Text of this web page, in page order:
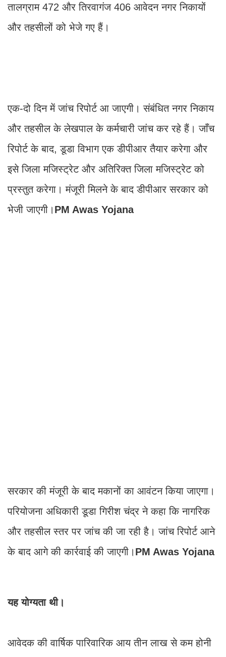
तालग्राम 472 और तिरवागंज 406 आवेदन नगर निकायों
और तहसीलों को भेजे गए हैं।
एक-दो दिन में जांच रिपोर्ट आ जाएगी। संबंधित नगर निकाय
और तहसील के लेखपाल के कर्मचारी जांच कर रहे हैं। जाँच
रिपोर्ट के बाद, डूडा विभाग एक डीपीआर तैयार करेगा और
इसे जिला मजिस्ट्रेट और अतिरिक्त जिला मजिस्ट्रेट को
प्रस्तुत करेगा। मंजूरी मिलने के बाद डीपीआर सरकार को
भेजी जाएगी। PM Awas Yojana
सरकार की मंजूरी के बाद मकानों का आवंटन किया जाएगा।
परियोजना अधिकारी डूडा गिरीश चंद्र ने कहा कि नागरिक
और तहसील स्तर पर जांच की जा रही है। जांच रिपोर्ट आने
के बाद आगे की कार्रवाई की जाएगी। PM Awas Yojana
यह योग्यता थी।
आवेदक की वार्षिक पारिवारिक आय तीन लाख से कम होनी